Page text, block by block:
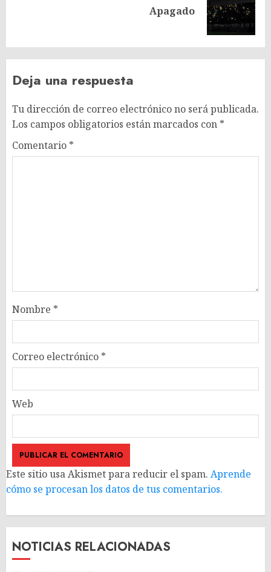
Apagado
Deja una respuesta
Tu dirección de correo electrónico no será publicada.
Los campos obligatorios están marcados con *
Comentario *
Nombre *
Correo electrónico *
Web
Este sitio usa Akismet para reducir el spam. Aprende
cómo se procesan los datos de tus comentarios.
NOTICIAS RELACIONADAS